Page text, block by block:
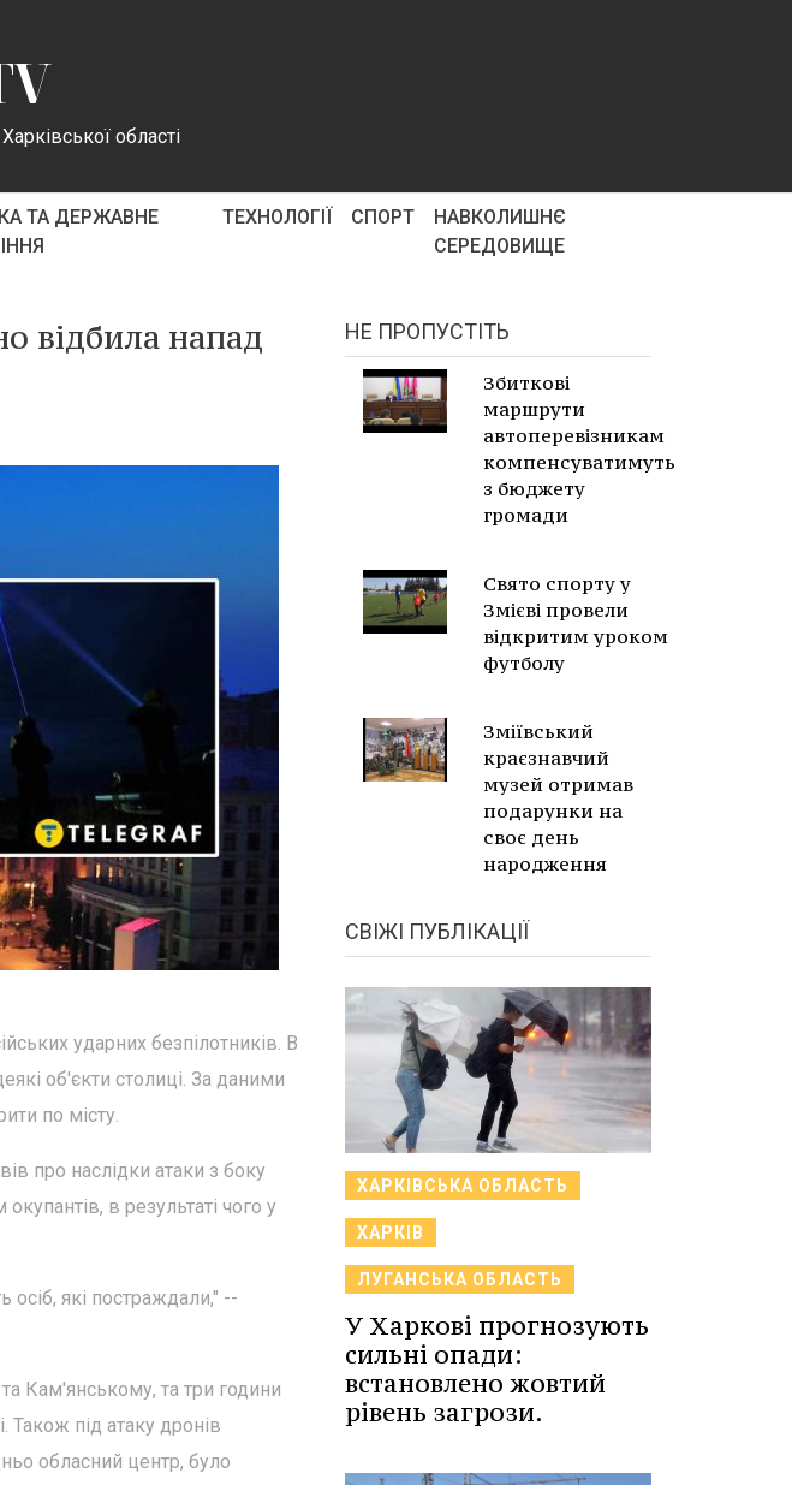
області
ТА ДЕРЖАВНЕ
ТЕХНОЛОГІЇ СПОРТ
НАВКОЛИШНЄ
СЕРЕДОВИЩЕ
відбила напад
ударних безпілотників. В
об'єкти столиці. За даними
по місту.
про наслідки атаки з боку
в результаті чого у
які постраждали," --
Кам'янському, та три години
Також під атаку дронів
обласний центр, було
НЕ ПРОПУСТІТЬ
Збиткові
маршрути
автоперевізникам
компенсуватимуть
з бюджету
громади
Свято спорту у
Змієві провели
відкритим уроком
футболу
Зміївський
краєзнавчий
музей отримав
подарунки на
своє день
народження
СВІЖІ ПУБЛІКАЦІЇ
ХАРКІВСЬКА ОБЛАСТЬ
ХАРКІВ
ЛУГАНСЬКА ОБЛАСТЬ
У Харкові прогнозують
сильні опади:
встановлено жовтий
рівень загрози.